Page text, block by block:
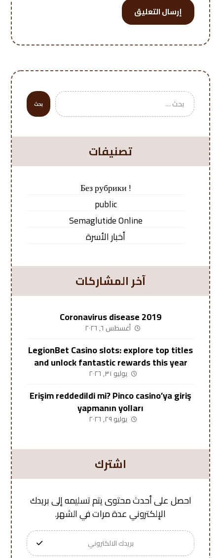
إرسال التعليق
بحث
تصنيفات
! Без рубрики
public
Semaglutide Online
أخبار الأسرة
آخر المشاركات
Coronavirus disease 2019
أغسطس ٦, ٢٠٢٦
LegionBet Casino slots: explore top titles
and unlock fantastic rewards this year
يوليو ٣١, ٢٠٢٦
Erişim reddedildi mi? Pinco casino’ya giriş
yapmanın yolları
يوليو ٢٩, ٢٠٢٦
اشترك
احصل على أحدث محتوى يتم تسليمه إلى بريدك
الإلكتروني عدة مرات في الشهر.